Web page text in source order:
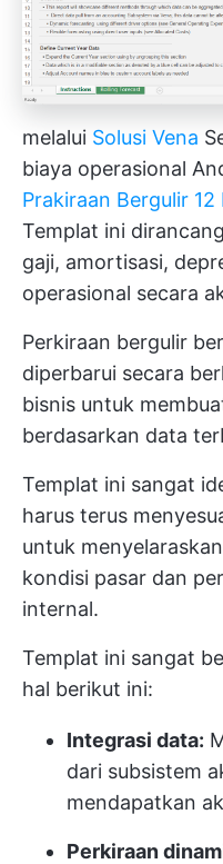
melalui Solusi Vena
biaya operasional
Prakiraan Bergulir
Templat ini
gaji, amortisasi,
operasional secara
Perkiraan bergulir
diperbarui secara
bisnis untuk
berdasarkan data
Templat ini sangat
harus terus
untuk
kondisi pasar dan
internal.
Templat ini sangat
hal berikut ini:
Integrasi data:
dari subsistem
mendapatkan
Perkiraan